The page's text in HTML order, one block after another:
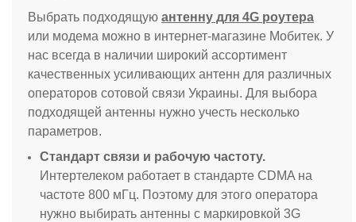
Выбрать подходящую антенну для 4G роутера
или модема можно в интернет-магазине Мобитек. У
нас всегда в наличии широкий ассортимент
качественных усиливающих антенн для различных
операторов сотовой связи Украины. Для выбора
подходящей антенны нужно учесть несколько
параметров.
Стандарт связи и рабочую частоту.
Интертелеком работает в стандарте CDMA на
частоте 800 мГц. Поэтому для этого оператора
нужно выбирать антенны с маркировкой 3G